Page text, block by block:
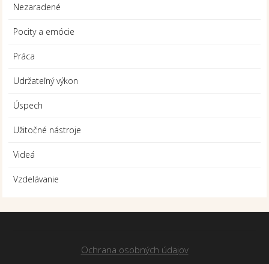
Nezaradené
Pocity a emócie
Práca
Udržateľný výkon
Úspech
Užitočné nástroje
Videá
Vzdelávanie
Ochrana osobných údajov